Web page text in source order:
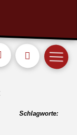
Schlagworte: